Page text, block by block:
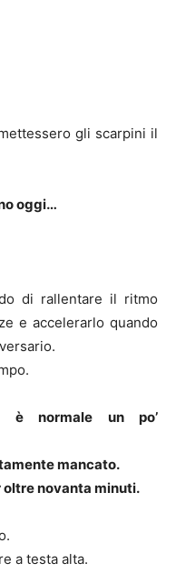
gli scarpini il
oggi…
di rallentare il ritmo
e accelerarlo quando
è normale un po’
mancato.
oltre novanta minuti.
a testa alta.